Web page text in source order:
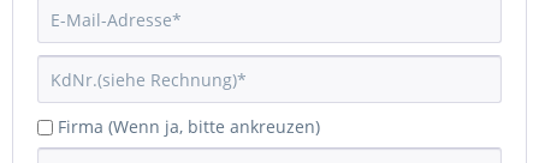
Firma (Wenn ja, bitte ankreuzen)